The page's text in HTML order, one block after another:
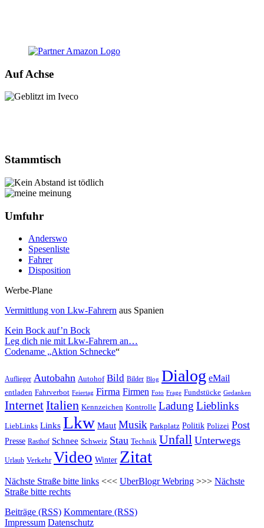
Auf Achse
Stammtisch
Umfuhr
Anderswo
Spesenliste
Fahrer
Disposition
Werbe-Plane
Vermittlung von Lkw-Fahrern aus Spanien
Kein Bock auf’n Bock
Leg dich nie mit Lkw-Fahrern an…
Codename „Aktion Schnecke“
Auflieger Autobahn Autohof Bild Bilder Blog Dialog eMail
entladen Fahrverbot Feiertag Firma Firmen Foto Frage Fundstücke Gedanken
InternetItalien Kennzeichen Kontrolle Ladung Lieblinks
LiebLinks Links Lkw Maut Musik Parkplatz Politik Polizei Post
Presse Rasthof Schnee Schweiz Stau Technik Unfall Unterwegs
Urlaub Verkehr Video Winter Zitat
Nächste Straße bitte links <<< UberBlogr Webring >>> Nächste
Straße bitte rechts
Beiträge (RSS) Kommentare (RSS)
Impressum Datenschutz